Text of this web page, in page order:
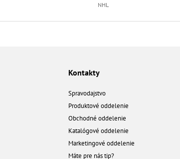
NHL
Kontakty
Spravodajstvo
Produktové oddelenie
Obchodné oddelenie
Katalógové oddelenie
Marketingové oddelenie
Máte pre nás tip?